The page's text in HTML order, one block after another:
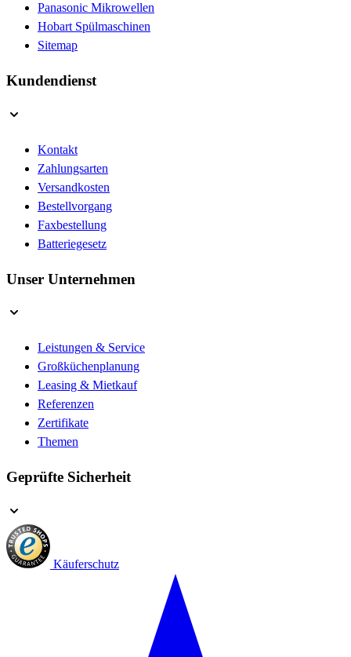
Panasonic Mikrowellen
Hobart Spülmaschinen
Sitemap
Kundendienst
Kontakt
Zahlungsarten
Versandkosten
Bestellvorgang
Faxbestellung
Batteriegesetz
Unser Unternehmen
Leistungen & Service
Großküchenplanung
Leasing & Mietkauf
Referenzen
Zertifikate
Themen
Geprüfte Sicherheit
Käuferschutz